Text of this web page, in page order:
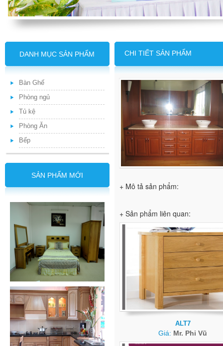
DANH MỤC SẢN PHẨM
Bàn Ghế
Phòng ngủ
Tủ kệ
Phòng Ăn
Bếp
SẢN PHẨM MỚI
CHI TIẾT SẢN PHẨM
+ Mô tả sản phẩm:
+ Sản phẩm liên quan:
ALT7
Giá: Mr. Phi Vũ